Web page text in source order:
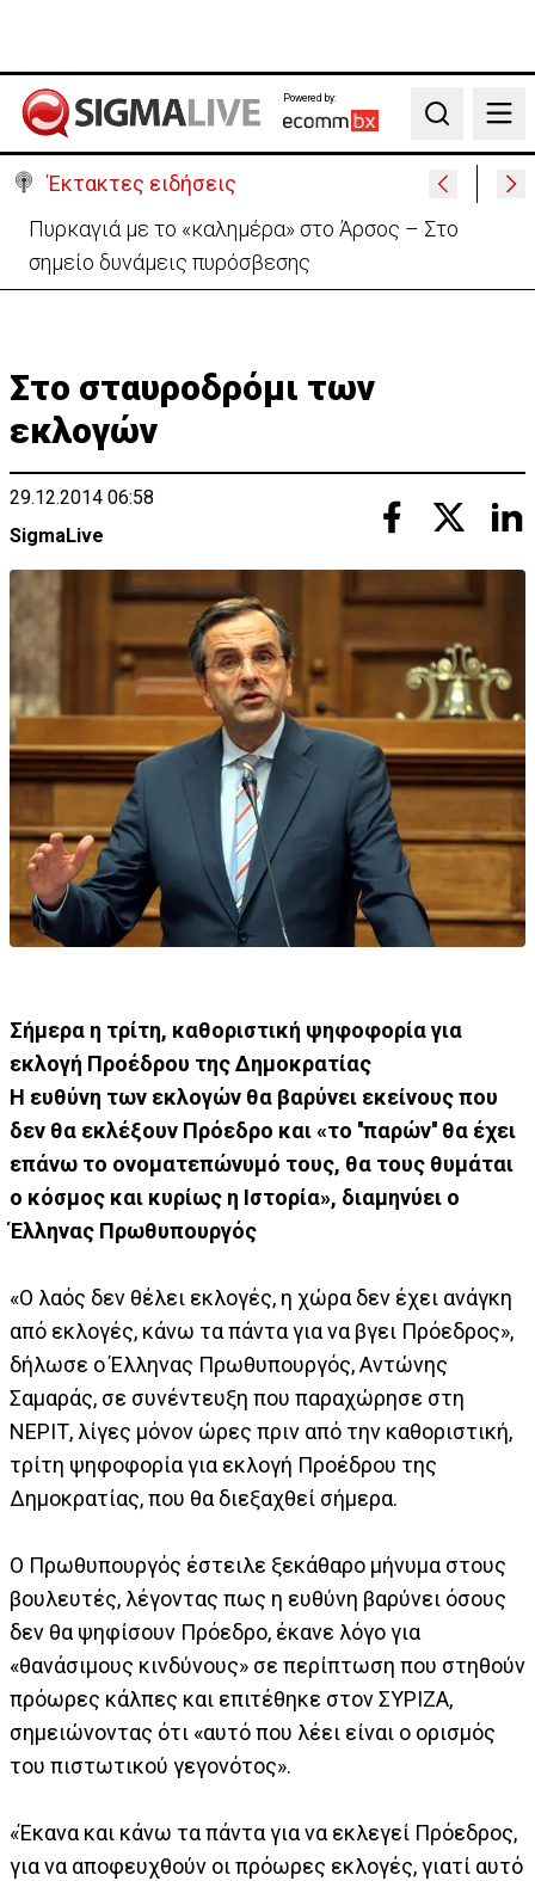
Powered by:
Search
Έκτακτες ειδήσεις
«Συμμαχία κομμουνιστών και ισλαμιστών»:Επίθεση
Ρεπουπλικανών κατά Δημοκρατικών
Στο σταυροδρόμι των
εκλογών
29.12.2014 06:58
SigmaLive
Σήμερα η τρίτη, καθοριστική ψηφοφορία για
εκλογή Προέδρου της Δημοκρατίας
Η ευθύνη των εκλογών θα βαρύνει εκείνους που
δεν θα εκλέξουν Πρόεδρο και «το ''παρών'' θα έχει
επάνω το ονοματεπώνυμό τους, θα τους θυμάται
ο κόσμος και κυρίως η Ιστορία», διαμηνύει ο
Έλληνας Πρωθυπουργός
«Ο λαός δεν θέλει εκλογές, η χώρα δεν έχει ανάγκη
από εκλογές, κάνω τα πάντα για να βγει Πρόεδρος»,
δήλωσε ο Έλληνας Πρωθυπουργός, Αντώνης
Σαμαράς, σε συνέντευξη που παραχώρησε στη
ΝΕΡΙΤ, λίγες μόνον ώρες πριν από την καθοριστική,
τρίτη ψηφοφορία για εκλογή Προέδρου της
Δημοκρατίας, που θα διεξαχθεί σήμερα.
Ο Πρωθυπουργός έστειλε ξεκάθαρο μήνυμα στους
βουλευτές, λέγοντας πως η ευθύνη βαρύνει όσους
δεν θα ψηφίσουν Πρόεδρο, έκανε λόγο για
«θανάσιμους κινδύνους» σε περίπτωση που στηθούν
πρόωρες κάλπες και επιτέθηκε στον ΣΥΡΙΖΑ,
σημειώνοντας ότι «αυτό που λέει είναι ο ορισμός
του πιστωτικού γεγονότος».
«Έκανα και κάνω τα πάντα για να εκλεγεί Πρόεδρος,
για να αποφευχθούν οι πρόωρες εκλογές, γιατί αυτό